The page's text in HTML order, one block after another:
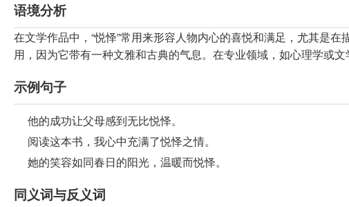
语境分析
在文学作品中，“悦怿”常用来形容人物内心的喜悦和满足，尤其是
用，因为它带有一种文雅和古典的气息。在专业领域，如心理学或
示例句子
他的成功让父母感到无比悦怿。
阅读这本书，我心中充满了悦怿之情。
她的笑容如同春日的阳光，温暖而悦怿。
同义词与反义词